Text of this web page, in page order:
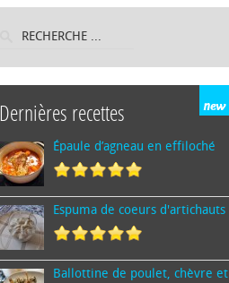
Dernières recettes
Épaule d’agneau en effiloché
Espuma de cœurs d'artichauts
Ballottine de poulet, chèvre et